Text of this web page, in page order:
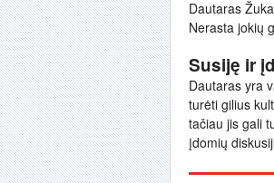
Dautaras
Nerasta jokių
Susiję ir
Dautaras yra
turėti gilius
tačiau jis gali
įdomių